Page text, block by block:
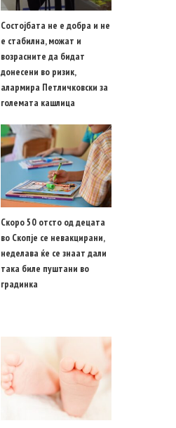
Состојбата не е добра и не
е стабилна, можат и
возрасните да бидат
донесени во ризик,
алармира Петличковски за
големата кашлица
Скоро 50 отсто од децата
во Скопје се невакцирани,
неделава ќе се знаат дали
така биле пуштани во
градинка